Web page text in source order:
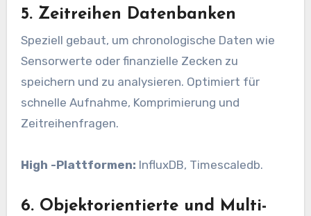
5. Zeitreihen Datenbanken
Speziell gebaut, um chronologische Daten wie
Sensorwerte oder finanzielle Zecken zu
speichern und zu analysieren. Optimiert für
schnelle Aufnahme, Komprimierung und
Zeitreihenfragen.
High -Plattformen: InfluxDB, Timescaledb.
6. Objektorientierte und Multi-